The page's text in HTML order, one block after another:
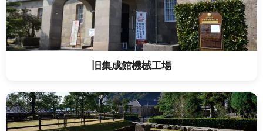
旧集成館機械工場